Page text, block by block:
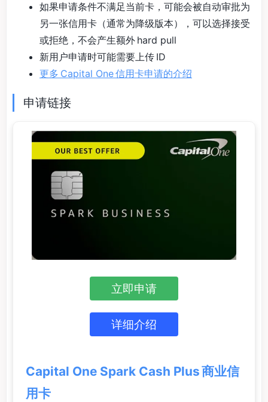
如果申请条件不满足当前卡，可能会被自动审批为
另一张信用卡（通常为降级版本），可以选择接受
或拒绝，不会产生额外 hard pull
新用户申请时可能需要上传 ID
更多 Capital One 信用卡申请的介绍
申请链接
立即申请
详细介绍
Capital One Spark Cash Plus 商业信
用卡